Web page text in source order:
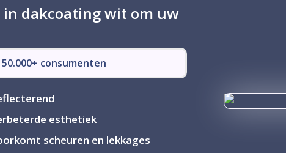
in dakcoating wit om uw
consumenten
esthetiek
scheuren en lekkages